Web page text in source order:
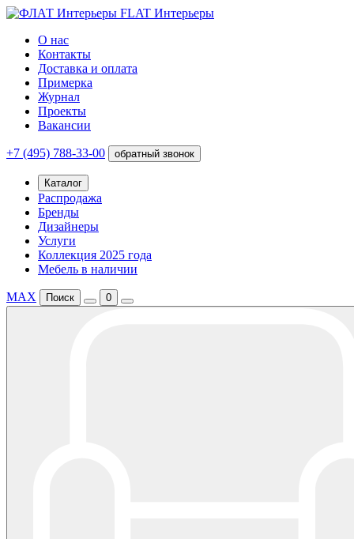
FLAT Интерьеры
О нас
Контакты
Доставка и оплата
Примерка
Журнал
Проекты
Вакансии
+7 (495) 788-33-00 обратный звонок
Каталог
Распродажа
Бренды
Дизайнеры
Услуги
Коллекция 2025 года
Мебель в наличии
MAX Поиск 0